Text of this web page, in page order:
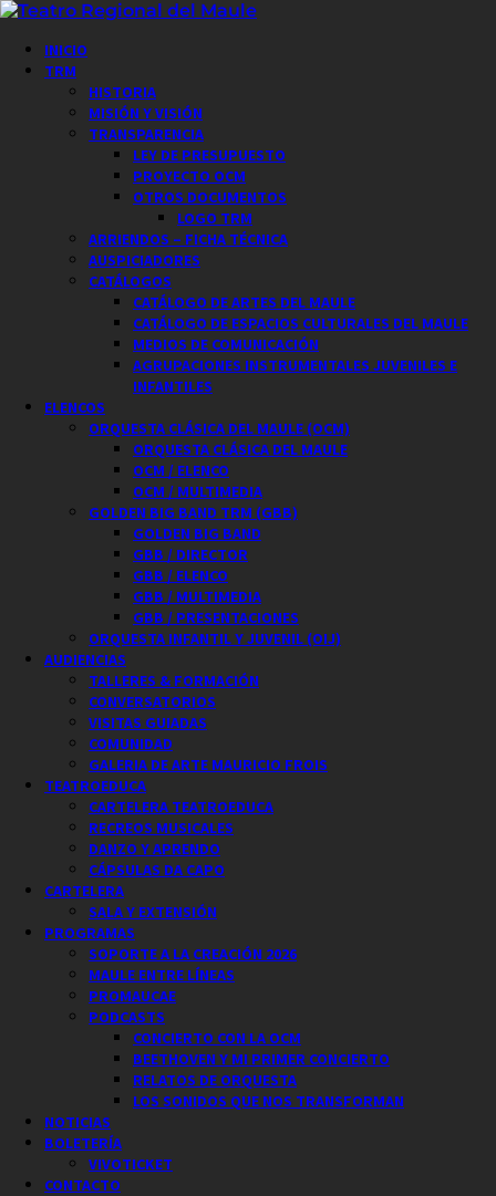
Saltar
contenido
Menú
principal
INICIO
TRM
HISTORIA
MISIÓN Y VISIÓN
TRANSPARENCIA
LEY DE PRESUPUESTO
PROYECTO OCM
OTROS DOCUMENTOS
LOGO TRM
ARRIENDOS – FICHA TÉCNICA
AUSPICIADORES
CATÁLOGOS
CATÁLOGO DE ARTES DEL MAULE
CATÁLOGO DE ESPACIOS CULTURALES DEL MAULE
MEDIOS DE COMUNICACIÓN
AGRUPACIONES INSTRUMENTALES JUVENILES E
INFANTILES
ELENCOS
ORQUESTA CLÁSICA DEL MAULE (OCM)
ORQUESTA CLÁSICA DEL MAULE
OCM / ELENCO
OCM / MULTIMEDIA
GOLDEN BIG BAND TRM (GBB)
GOLDEN BIG BAND
GBB / DIRECTOR
GBB / ELENCO
GBB / MULTIMEDIA
GBB / PRESENTACIONES
ORQUESTA INFANTIL Y JUVENIL (OIJ)
AUDIENCIAS
TALLERES & FORMACIÓN
CONVERSATORIOS
VISITAS GUIADAS
COMUNIDAD
GALERIA DE ARTE MAURICIO FROIS
TEATROEDUCA
CARTELERA TEATROEDUCA
RECREOS MUSICALES
DANZO Y APRENDO
CÁPSULAS DA CAPO
CARTELERA
SALA Y EXTENSIÓN
PROGRAMAS
SOPORTE A LA CREACIÓN 2026
MAULE ENTRE LÍNEAS
PROMAUCAE
PODCASTS
CONCIERTO CON LA OCM
BEETHOVEN Y MI PRIMER CONCIERTO
RELATOS DE ORQUESTA
LOS SONIDOS QUE NOS TRANSFORMAN
NOTICIAS
BOLETERÍA
VIVOTICKET
CONTACTO